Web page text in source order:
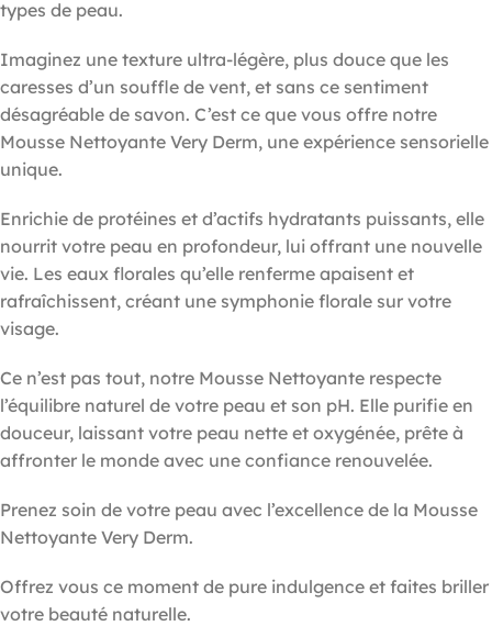
types de peau.
Imaginez une texture ultra-légère, plus douce que les
caresses d’un souffle de vent, et sans ce sentiment
désagréable de savon. C’est ce que vous offre notre
Mousse Nettoyante Very Derm, une expérience sensorielle
unique.
Enrichie de protéines et d’actifs hydratants puissants, elle
nourrit votre peau en profondeur, lui offrant une nouvelle
vie. Les eaux florales qu’elle renferme apaisent et
rafraîchissent, créant une symphonie florale sur votre
visage.
Ce n’est pas tout, notre Mousse Nettoyante respecte
l’équilibre naturel de votre peau et son pH. Elle purifie en
douceur, laissant votre peau nette et oxygénée, prête à
affronter le monde avec une confiance renouvelée.
Prenez soin de votre peau avec l’excellence de la Mousse
Nettoyante Very Derm.
Offrez vous ce moment de pure indulgence et faites briller
votre beauté naturelle.